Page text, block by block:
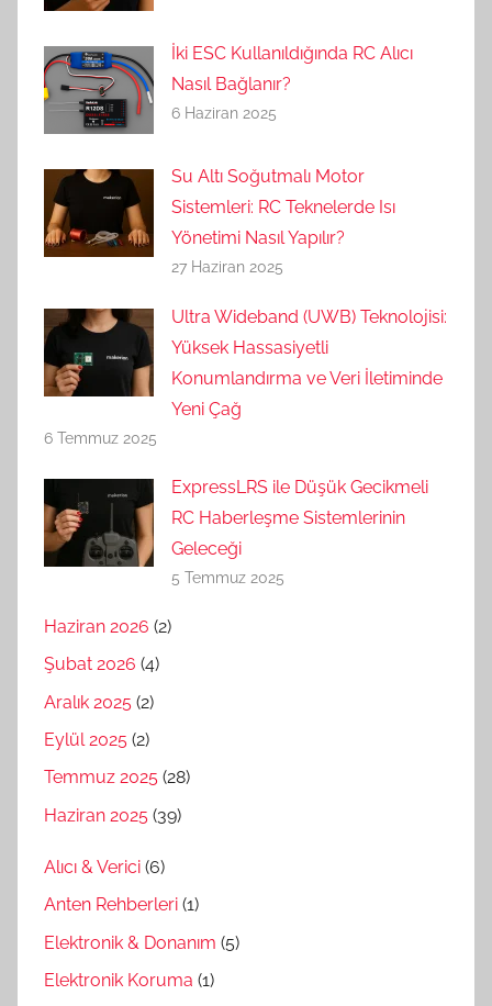
İki ESC Kullanıldığında RC Alıcı
Nasıl Bağlanır?
6 Haziran 2025
Su Altı Soğutmalı Motor
Sistemleri: RC Teknelerde Isı
Yönetimi Nasıl Yapılır?
27 Haziran 2025
Ultra Wideband (UWB) Teknolojisi:
Yüksek Hassasiyetli
Konumlandırma ve Veri İletiminde
Yeni Çağ
6 Temmuz 2025
ExpressLRS ile Düşük Gecikmeli
RC Haberleşme Sistemlerinin
Geleceği
5 Temmuz 2025
Haziran 2026 (2)
Şubat 2026 (4)
Aralık 2025 (2)
Eylül 2025 (2)
Temmuz 2025 (28)
Haziran 2025 (39)
Alıcı & Verici (6)
Anten Rehberleri (1)
Elektronik & Donanım (5)
Elektronik Koruma (1)